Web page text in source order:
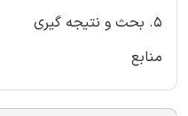
5. بحث و نتیجه گیری
منابع